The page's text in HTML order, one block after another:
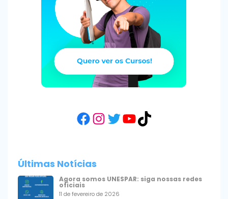
Facebook
Instagram
Twitter
YouTube
TikTok
Últimas Notícias
Agora somos UNESPAR: siga nossas redes
oficiais
11 de fevereiro de 2026